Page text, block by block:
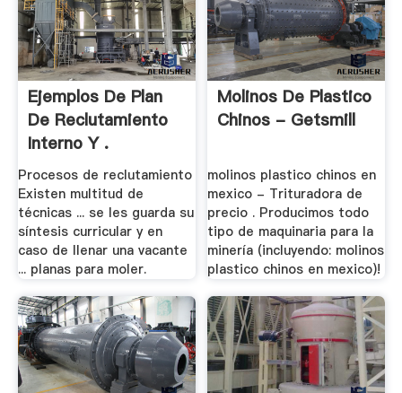
Ejemplos De Plan
De Reclutamiento
Interno Y .
Procesos de reclutamiento
Existen multitud de
técnicas ... se les guarda su
síntesis curricular y en
caso de llenar una vacante
... planas para moler.
Molinos De Plastico
Chinos - Getsmill
molinos plastico chinos en
mexico - Trituradora de
precio . Producimos todo
tipo de maquinaria para la
minería (incluyendo: molinos
plastico chinos en mexico)!